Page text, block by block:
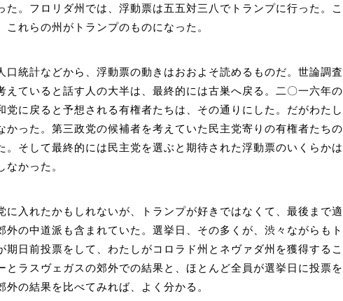
た。フロリダ州では、浮動票は五五対三八でトランプに行った。こ
れらの州がトランプのものになった。
口統計などから、浮動票の動きはおおよそ読めるものだ。世論調査
えていると話す人の大半は、最終的には古巣へ戻る。二〇一六年の
党に戻ると予想される有権者たちは、その通りにした。だがわたし
かった。第三政党の候補者を考えていた民主党寄りの有権者たちの
。そして最終的には民主党を選ぶと期待された浮動票のいくらかは
なかった。
に入れたかもしれないが、トランプが好きではなくて、最後まで適
外の中道派も含まれていた。選挙日、その多くが、渋々ながらもト
期日前投票をして、わたしがコロラド州とネヴァダ州を獲得するこ
とラスヴェガスの郊外での結果と、ほとんど全員が選挙日に投票を
外の結果を比べてみれば、よく分かる。